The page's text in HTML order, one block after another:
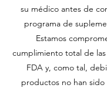
su médico antes de
programa de
Estamos
cumplimiento total de
FDA y, como tal,
productos no han sido